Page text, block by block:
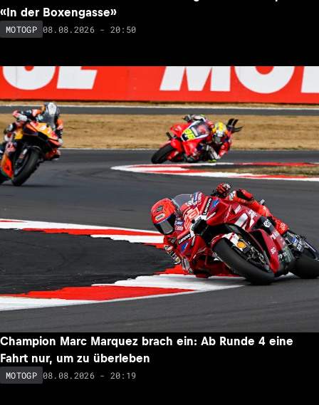
«In der Boxengasse»
MOTOGP 08.08.2026 - 20:50
Champion Marc Marquez brach ein: Ab Runde 4 eine
Fahrt nur, um zu überleben
MOTOGP 08.08.2026 - 20:19